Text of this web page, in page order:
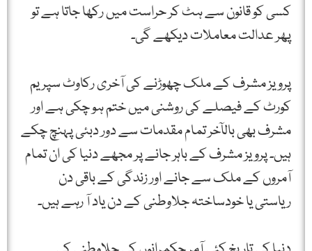
کسی کو قانون سے ہٹ کر حراست میں رکھا جاتا ہے تو
پھر عدالت معاملات دیکھے گی۔
پرویز مشرف کے ملک چھوڑنے کی آخری رکاوٹ سپریم
کورٹ کے فیصلے کی روشنی میں ختم ہو چکی ہے اور
مشرف بھی بالآخر تمام مقدمات سے دور دبئی پہنچ چکے
ہیں۔ پرویز مشرف کے باہر جانے پر مجھے دنیا کی ان تمام
آمروں کے ملک سے جانے اور زندگی کے باقی دن
ریاستی یا خودساختہ جلاوطنی کے دن یاد آ رہے ہیں۔